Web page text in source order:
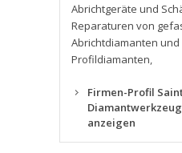
Abrichtgeräte und
Reparaturen von
Abrichtdiamanten
Profildiamanten,
Firmen-Profil
anzeigen